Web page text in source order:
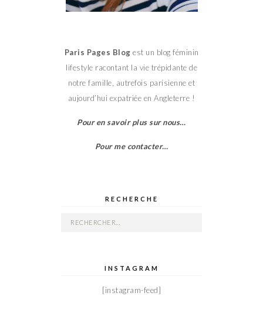
Paris Pages Blog est un blog féminin
lifestyle racontant la vie trépidante de
notre famille, autrefois parisienne et
aujourd’hui expatriée en Angleterre !
Pour en savoir plus sur nous…
Pour me contacter…
RECHERCHE
Rechercher :
INSTAGRAM
[instagram-feed]